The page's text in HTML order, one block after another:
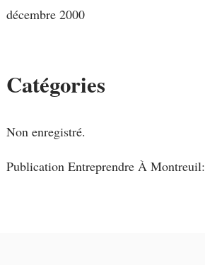
décembre 2000
Catégories
Non enregistré.
Publication Entreprendre À Montreuil: